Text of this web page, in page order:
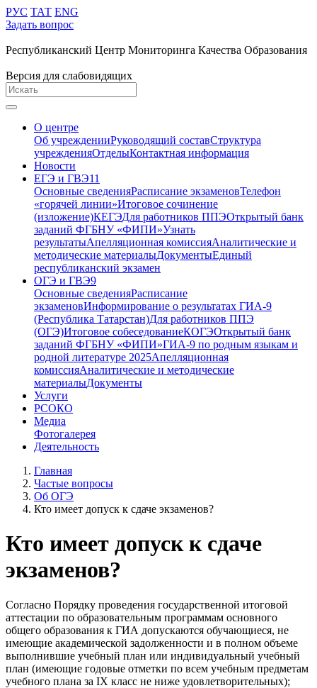
РУС ТАТ ENG
Задать вопрос
Республиканский Центр Мониторинга Качества Образования
Версия для слабовидящих
О центре
Об учрежденииРуководящий составСтруктура
учрежденияОтделыКонтактная информация
Новости
ЕГЭ и ГВЭ11
Основные сведенияРасписание экзаменовТелефон
«горячей линии»Итоговое сочинение
(изложение)КЕГЭДля работников ППЭОткрытый банк
заданий ФГБНУ «ФИПИ»Узнать
результатыАпелляционная комиссияАналитические и
методические материалыДокументыЕдиный
республиканский экзамен
ОГЭ и ГВЭ9
Основные сведенияРасписание
экзаменовИнформирование о результатах ГИА-9
(Республика Татарстан)Для работников ППЭ
(ОГЭ)Итоговое собеседованиеКОГЭОткрытый банк
заданий ФГБНУ «ФИПИ»ГИА-9 по родным языкам и
родной литературе 2025Апелляционная
комиссияАналитические и методические
материалыДокументы
Услуги
РСОКО
Медиа
Фотогалерея
Деятельность
Главная
Частые вопросы
Об ОГЭ
Кто имеет допуск к сдаче экзаменов?
Кто имеет допуск к сдаче
экзаменов?
Согласно Порядку проведения государственной итоговой
аттестации по образовательным программам основного
общего образования к ГИА допускаются обучающиеся, не
имеющие академической задолженности и в полном объеме
выполнившие учебный план или индивидуальный учебный
план (имеющие годовые отметки по всем учебным предметам
учебного плана за IX класс не ниже удовлетворительных);